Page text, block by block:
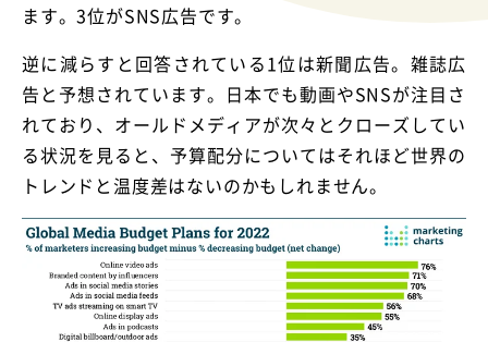
ます。3位がSNS広告です。
逆に減らすと回答されている1位は新聞広告。雑誌広
告と予想されています。日本でも動画やSNSが注目さ
れており、オールドメディアが次々とクローズしてい
る状況を見ると、予算配分についてはそれほど世界の
トレンドと温度差はないのかもしれません。